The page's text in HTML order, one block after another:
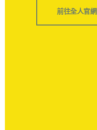
前往全人官網